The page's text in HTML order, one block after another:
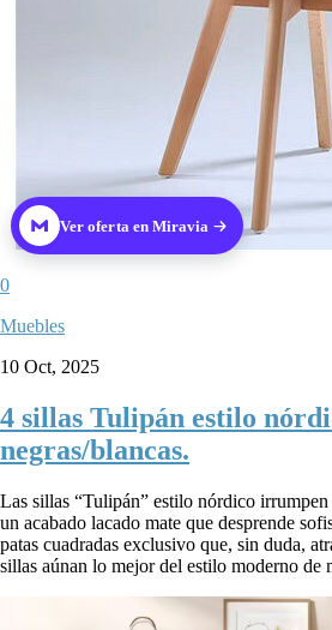
Ver oferta en Miravia
0
Muebles
10 Oct, 2025
4 sillas Tulipán estilo
negras/blancas.
Las sillas “Tulipán” estilo nórdico
un acabado lacado mate que desprende
patas cuadradas exclusivo que, sin duda,
sillas aúnan lo mejor del estilo moderno de